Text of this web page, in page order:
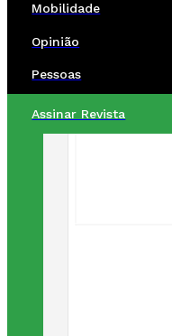
Mobilidade
Opinião
Pessoas
Assinar Revista